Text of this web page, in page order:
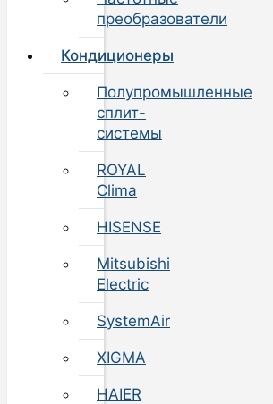
преобразователи
Кондиционеры
Полупромышленные
сплит-
системы
ROYAL
Clima
HISENSE
Mitsubishi
Electric
SystemAir
XIGMA
HAIER